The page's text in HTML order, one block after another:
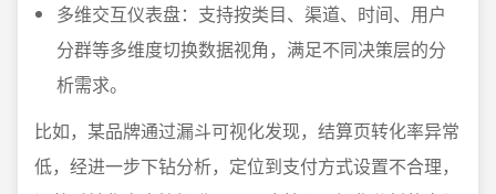
多维交互仪表盘：支持按类目、渠道、时间、用户
分群等多维度切换数据视角，满足不同决策层的分
析需求。
比如，某品牌通过漏斗可视化发现，结算页转化率异常
低，经进一步下钻分析，定位到支付方式设置不合理，